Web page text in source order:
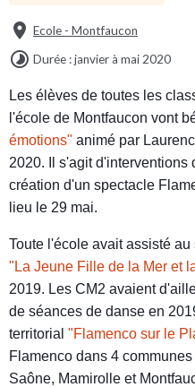
Ecole - Montfaucon
Durée : janvier à mai 2020
Les élèves de toutes les
l'école de Montfaucon vont
émotions" animé par
2020. Il s'agit d'interventions
création d'un spectacle
lieu le 29 mai.
Toute l'école avait assisté
"La Jeune Fille de la Mer et
2019. Les CM2 avaient
de séances de danse en
territorial "Flamenco sur le
Flamenco dans 4
Saône, Mamirolle et